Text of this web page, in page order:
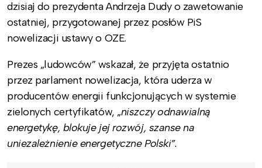
dzisiaj do prezydenta Andrzeja Dudy o zawetowanie
ostatniej, przygotowanej przez posłów PiS
nowelizacji ustawy o OZE.
Prezes „ludowców” wskazał, że przyjęta ostatnio
przez parlament nowelizacja, która uderza w
producentów energii funkcjonujących w systemie
zielonych certyfikatów, „niszczy odnawialną
energetykę, blokuje jej rozwój, szanse na
uniezależnienie energetyczne Polski”.